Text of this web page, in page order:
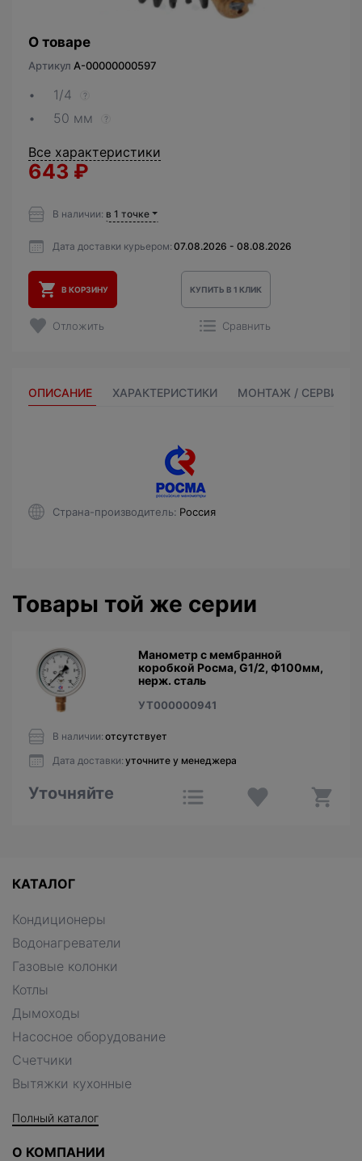
О товаре
Артикул A-00000000597
1/4 ?
50 мм ?
Все характеристики
643 ₽
В наличии: в 1 точке
Дата доставки курьером: 07.08.2026 - 08.08.2026
В КОРЗИНУ КУПИТЬ В 1 КЛИК
Отложить Сравнить
ОПИСАНИЕ ХАРАКТЕРИСТИКИ МОНТАЖ / СЕРВИС
Страна-производитель Россия
Товары той же серии
Манометр с мембранной
коробкой Росма, G1/2, Ф100мм,
нерж. сталь
УТ000000941
В наличии: отсутствует
Дата доставки: уточните у менеджера
Уточняйте
КАТАЛОГ
Кондиционеры
Водонагреватели
Газовые колонки
Котлы
Дымоходы
Насосное оборудование
Счетчики
Вытяжки кухонные
Полный каталог
О КОМПАНИИ